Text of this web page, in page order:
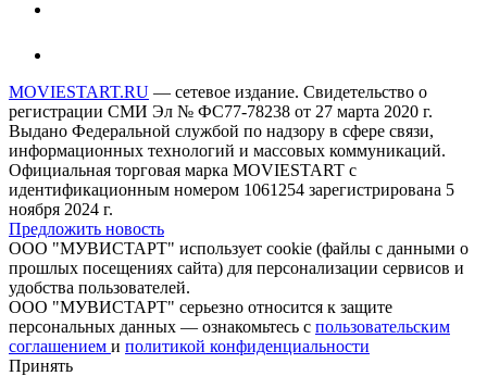
MOVIESTART.RU — сетевое издание. Свидетельство о
регистрации СМИ Эл № ФС77-78238 от 27 марта 2020 г.
Выдано Федеральной службой по надзору в сфере связи,
информационных технологий и массовых коммуникаций.
Официальная торговая марка MOVIESTART с
идентификационным номером 1061254 зарегистрирована 5
ноября 2024 г.
Предложить новость
ООО "МУВИСТАРТ" использует cookie (файлы с данными о
прошлых посещениях сайта) для персонализации сервисов и
удобства пользователей.
ООО "МУВИСТАРТ" серьезно относится к защите
персональных данных — ознакомьтесь с пользовательским
соглашением и политикой конфиденциальности
Принять